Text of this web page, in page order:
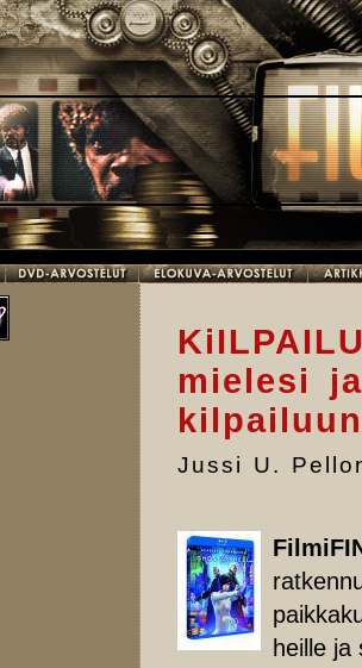
mielesi
kilpailuun
Jussi U.
heille ja